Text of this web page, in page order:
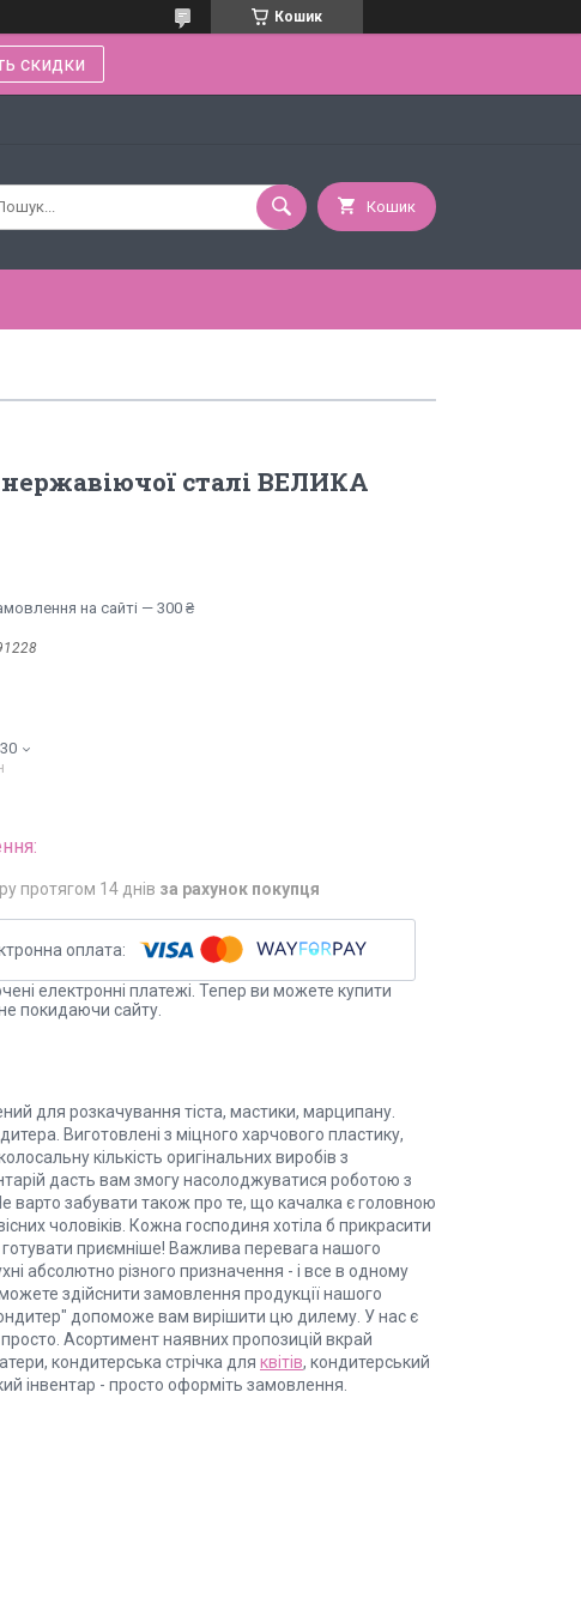
Кошик
скидки
Кошик
сталі ВЕЛИКА
на сайті — 300 ₴
протягом 14 днів за рахунок покупця
електронні платежі. Тепер ви можете купити
покидаючи сайту.
для розкачування тіста, мастики, марципану.
Виготовлені з міцного харчового пластику,
кількість оригінальних виробів з
дасть вам змогу насолоджуватися роботою з
варто забувати також про те, що качалка є головною
чоловіків. Кожна господиня хотіла б прикрасити
приємніше! Важлива перевага нашого
абсолютно різного призначення - і все в одному
здійснити замовлення продукції нашого
допоможе вам вирішити цю дилему. У нас є
Асортимент наявних пропозицій вкрай
кондитерська стрічка для квітів, кондитерський
інвентар - просто оформіть замовлення.